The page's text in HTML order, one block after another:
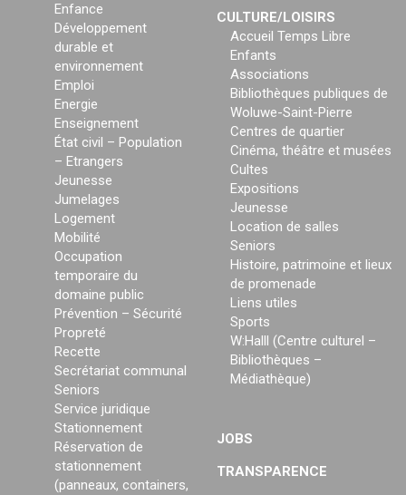
Enfance
Développement
durable et
environnement
Emploi
Energie
Enseignement
État civil – Population
– Etrangers
Jeunesse
Jumelages
Logement
Mobilité
Occupation
temporaire du
domaine public
Prévention – Sécurité
Propreté
Recette
Secrétariat communal
Seniors
Service juridique
Stationnement
Réservation de
stationnement
(panneaux, containers,
CULTURE/LOISIRS
Accueil Temps Libre
Enfants
Associations
Bibliothèques publiques de
Woluwe-Saint-Pierre
Centres de quartier
Cinéma, théâtre et musées
Cultes
Expositions
Jeunesse
Location de salles
Seniors
Histoire, patrimoine et lieux
de promenade
Liens utiles
Sports
W:Halll (Centre culturel –
Bibliothèques –
Médiathèque)
JOBS
TRANSPARENCE